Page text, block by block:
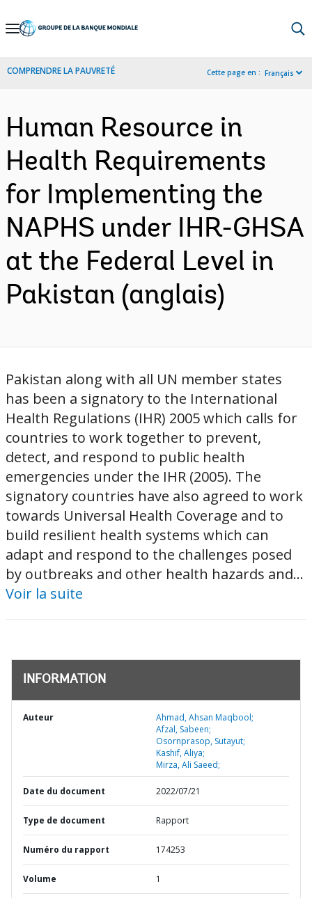
Skip
Navigation
COMPRENDRE LA PAUVRETÉ Cette page en : Français
Human Resource in
Health Requirements
for Implementing the
NAPHS under IHR-GHSA
at the Federal Level in
Pakistan (anglais)
Pakistan along with all UN member states
has been a signatory to the International
Health Regulations (IHR) 2005 which calls for
countries to work together to prevent,
detect, and respond to public health
emergencies under the IHR (2005). The
signatory countries have also agreed to work
towards Universal Health Coverage and to
build resilient health systems which can
adapt and respond to the challenges posed
by outbreaks and other health hazards and...
Voir la suite
INFORMATION
Auteur
Ahmad, Ahsan Maqbool;
Afzal, Sabeen;
Osornprasop, Sutayut;
Kashif, Aliya;
Mirza, Ali Saeed;
Date du document 2022/07/21
Type de document Rapport
Numéro du rapport 174253
Volume 1